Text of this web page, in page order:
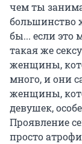
чем ты
большинство
бы... если
такая же
женщины,
много, и они
женщины,
девушек,
Проявление
просто